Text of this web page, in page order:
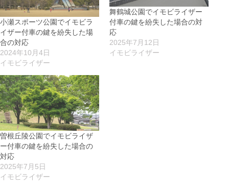
小瀬スポーツ公園でイモビラ
イザー付車の鍵を紛失した場
合の対応
2024年10月4日
イモビライザー
舞鶴城公園でイモビライザー
付車の鍵を紛失した場合の対
応
2025年7月12日
イモビライザー
曽根丘陵公園でイモビライザ
ー付車の鍵を紛失した場合の
対応
2025年7月5日
イモビライザー